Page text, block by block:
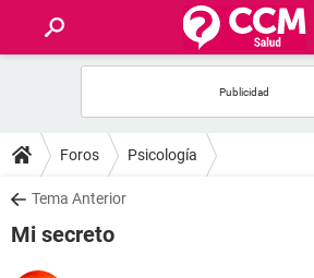
FOROS
SALUD
Foros Psicología
Tema Anterior
Mi secreto